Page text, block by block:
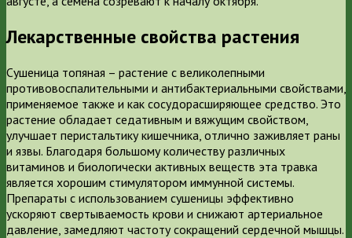
Лекарственные свойства растения
Сушеница топяная – растение с великолепными
противовоспалительными и антибактериальными свойствами,
применяемое также и как сосудорасширяющее средство. Это
растение обладает седативным и вяжущим свойством,
улучшает перистальтику кишечника, отлично заживляет раны
и язвы. Благодаря большому количеству различных
витаминов и биологически активных веществ эта травка
является хорошим стимулятором иммунной системы.
Препараты с использованием сушеницы эффективно
ускоряют свертываемость крови и снижают артериальное
давление, замедляют частоту сокращений сердечной мышцы.